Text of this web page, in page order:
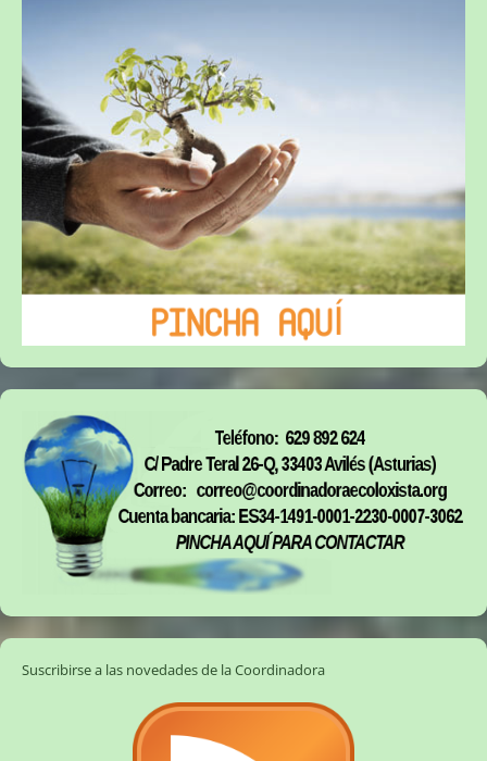
Suscribirse a las novedades de la Coordinadora